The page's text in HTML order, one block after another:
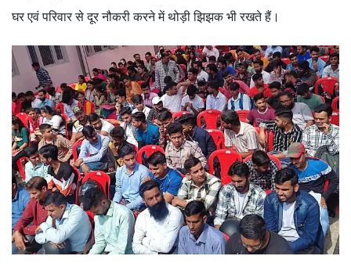
घर एवं परिवार से दूर नौकरी करने में थोड़ी झिझक भी रखते हैं।